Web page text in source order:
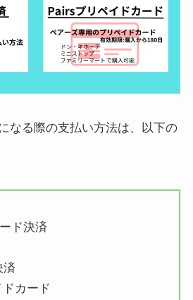
なる際の支払い方法は、以下の
ド決済
済
カード